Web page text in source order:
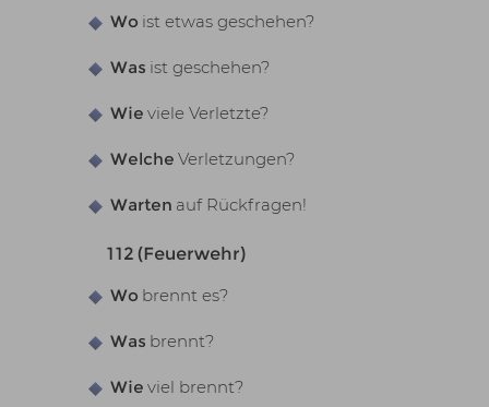
Wo ist etwas geschehen?
Was ist geschehen?
Wie viele Verletzte?
Welche Verletzungen?
Warten auf Rückfragen!
112 (Feuerwehr)
Wo brennt es?
Was brennt?
Wie viel brennt?